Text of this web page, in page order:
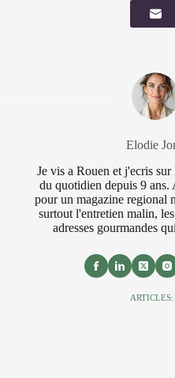
Elodie
Je vis a Rouen et j'ecris
du quotidien depuis 9 ans.
pour un magazine regional
surtout l'entretien malin,
adresses gourmandes
ARTICLES: